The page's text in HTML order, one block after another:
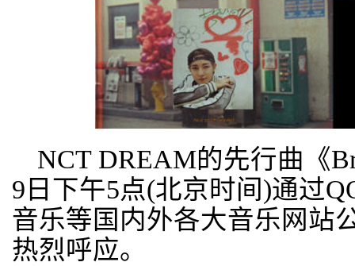
NCT DREAM的先行曲《
9日下午5点(北京时间)通过
音乐等国内外各大音乐网站
热烈呼应。